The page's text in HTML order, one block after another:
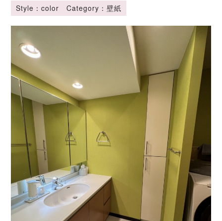
Style：color Category：壁紙